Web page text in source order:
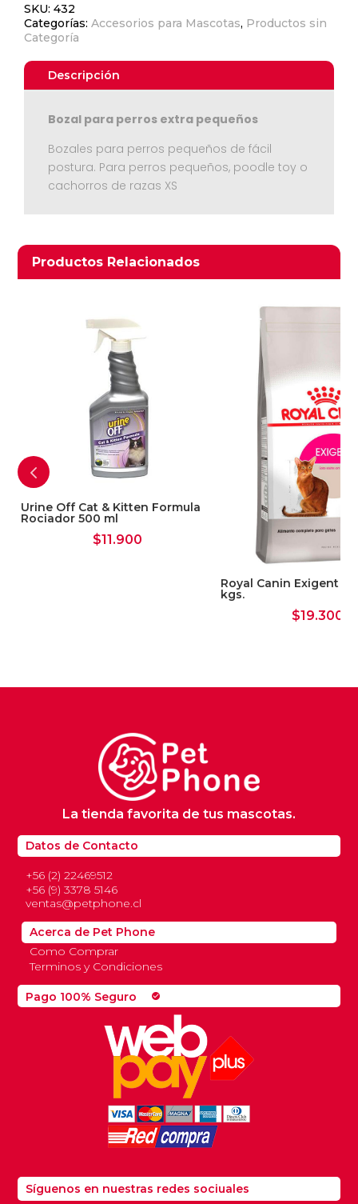
Ver Carrito
SKU:432
Categorías:Accesorios para Mascotas, Productos sin
Categoría
Descripción
Bozal para perros extra pequeños
Bozales para perros pequeños de fácil
postura. Para perros pequeños, poodle toy o
cachorros de razas XS
Productos Relacionados
Productos relacionados
Urine Off Cat & Kitten Formula
Rociador 500 ml
$11.900
Royal Canin Exigent
kgs.
$19.300
Pago 100% Seguro check_circle
Datos de Contacto
+56 (2) 22469512
+56 (9) 3378 5146
ventas@petphone.cl
La tienda favorita de tus mascotas.
Acerca de Pet Phone
Como Comprar
Terminos y Condiciones
Síguenos en nuestras redes sociuales